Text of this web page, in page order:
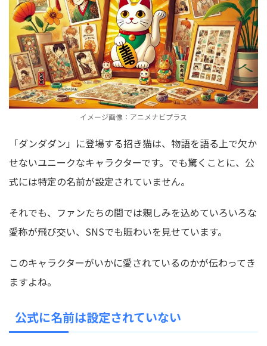
イメージ画像：アニメナビプラス
「ダンダダン」に登場する招き猫は、物語を語る上で欠か
せないユニークなキャラクターです。 でも驚くことに、公
式には特定の名前が設定されていません。
それでも、ファンたちの間では親しみを込めていろいろな
愛称が飛び交い、SNSでも賑わいを見せています。
このキャラクターがいかに愛されているのかが伝わってき
ますよね。
公式に名前は設定されていない